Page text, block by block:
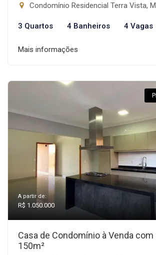
Condomínio Residencial Terra Vista,
3 Quartos 4 Banheiros 4 Vagas
Mais informações
A partir de:
R$ 1.050.000
Casa de Condomínio à Venda
150m²